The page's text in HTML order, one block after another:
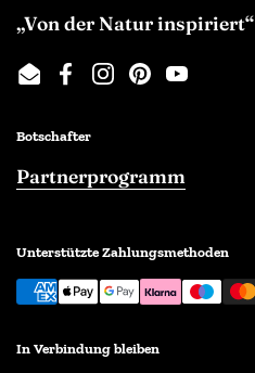
„Von der Natur inspiriert“
EmailFacebook
Instagram
PinterestYouTube
Botschafter
Partnerprogramm
Unterstützte Zahlungsmethoden
In Verbindung bleiben